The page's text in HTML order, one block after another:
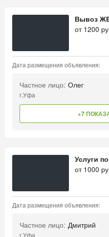
Вывоз
от 1200
Дата размещения объявления:
Частное лицо: Олег
г.Уфа
+7
Услуги
от 1000
Дата размещения объявления:
Частное лицо: Дмитрий
г.Уфа